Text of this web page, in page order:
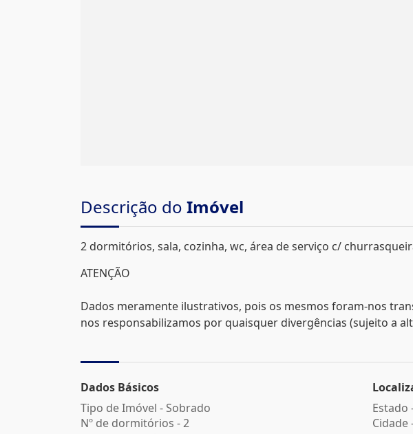
Descrição do Imóvel
2 dormitórios, sala, cozinha, wc, área de serviço c/
ATENÇÃO
Dados meramente ilustrativos, pois os mesmos foram-nos
nos responsabilizamos por quaisquer divergências (sujeito a
Dados Básicos
Tipo de Imóvel - Sobrado
Nº de dormitórios - 2
Estado
Cidade